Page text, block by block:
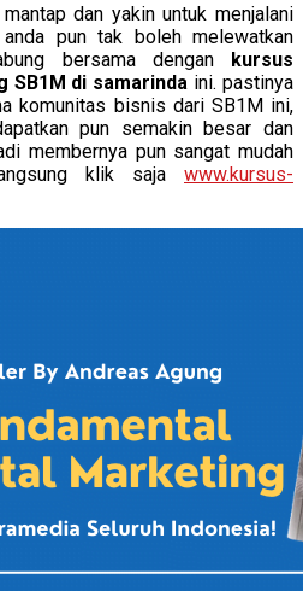
dan yakin untuk menjalani
pun tak boleh melewatkan
bersama dengan kursus
di samarinda ini. pastinya
komunitas bisnis dari SB1M ini,
pun semakin besar dan
membernya pun sangat mudah
klik saja www.kursus-